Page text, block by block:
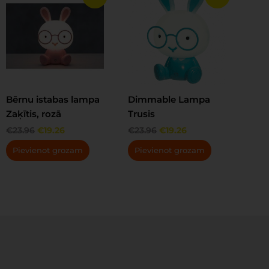
Bērnu istabas lampa
Zaķītis, rozā
€23.96
was:
€23.96.
€19.26
€19.26.
Pievienot grozam
Dimmable Lampa
Trusis
€23.96
was:
€19.26
is:
Pievienot grozam